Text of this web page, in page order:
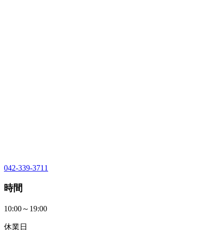
042-339-3711
時間
10:00～19:00
休業日